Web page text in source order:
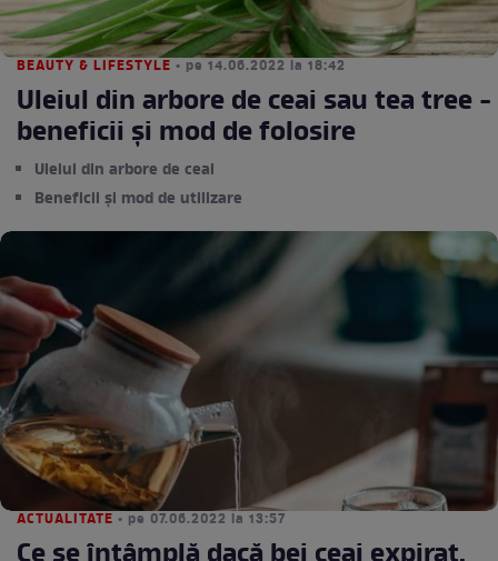
BEAUTY & LIFESTYLE • pe 14.06.2022 la 18:42
Uleiul din arbore de ceai sau tea tree -
beneficii și mod de folosire
Uleiul din arbore de ceai
Beneficii și mod de utilizare
ACTUALITATE • pe 07.06.2022 la 13:57